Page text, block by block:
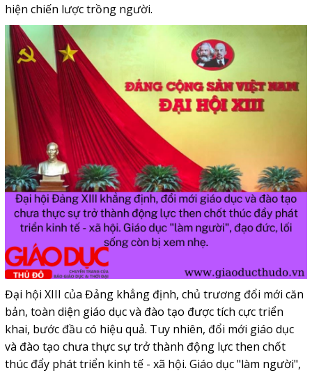
hiện chiến lược trồng người.
Đại hội XIII của Đảng khẳng định, chủ trương đổi mới căn
bản, toàn diện giáo dục và đào tạo được tích cực triển
khai, bước đầu có hiệu quả. Tuy nhiên, đổi mới giáo dục
và đào tạo chưa thực sự trở thành động lực then chốt
thúc đẩy phát triển kinh tế - xã hội. Giáo dục "làm người",